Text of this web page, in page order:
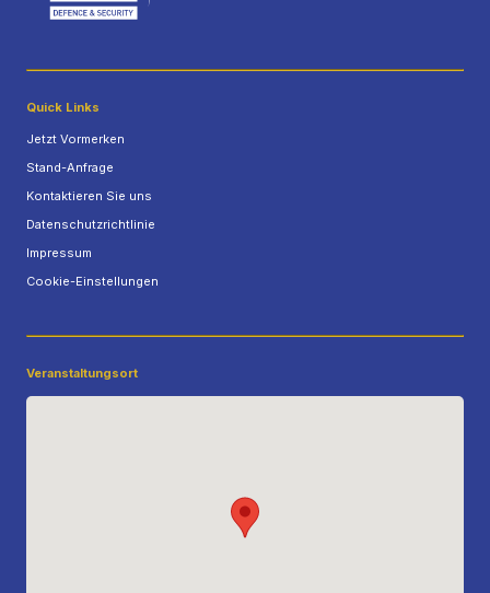
Quick Links
Jetzt Vormerken
Stand-Anfrage
Kontaktieren Sie uns
Datenschutzrichtlinie
Impressum
Cookie-Einstellungen
Veranstaltungsort